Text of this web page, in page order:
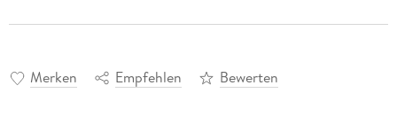
Merken Empfehlen Bewerten